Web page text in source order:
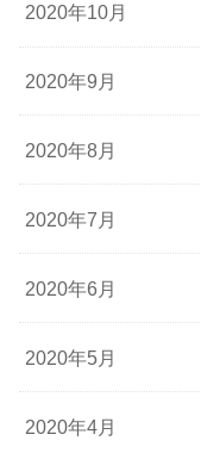
2020年10月
2020年9月
2020年8月
2020年7月
2020年6月
2020年5月
2020年4月